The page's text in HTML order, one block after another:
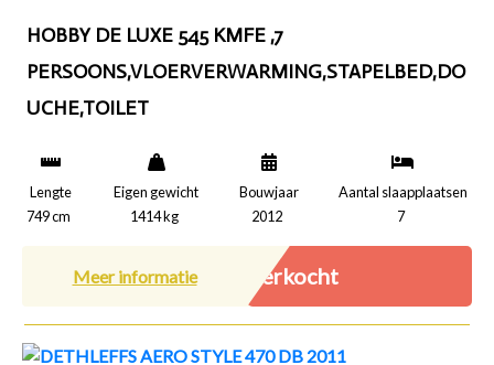
HOBBY DE LUXE 545 KMFE ,7
PERSOONS,VLOERVERWARMING,STAPELBED,DO
UCHE,TOILET
Lengte
749 cm
Eigen gewicht
1414 kg
Bouwjaar
2012
Aantal slaapplaatsen
7
Meer informatie Verkocht